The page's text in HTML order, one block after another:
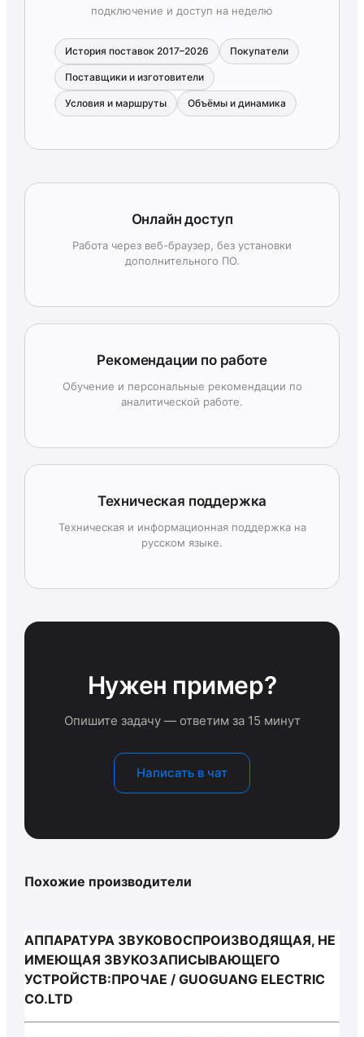
подключение и доступ на неделю
История поставок 2017–2026 Покупатели
Поставщики и изготовители
Условия и маршруты Объёмы и динамика
Онлайн доступ
Работа через веб-браузер, без установки
дополнительного ПО.
Рекомендации по работе
Обучение и персональные рекомендации по
аналитической работе.
Техническая поддержка
Техническая и информационная поддержка на
русском языке.
Нужен пример?
Опишите задачу — ответим за 15 минут
Написать в чат
Похожие производители
АППАРАТУРА ЗВУКОВОСПРОИЗВОДЯЩАЯ, НЕ
ИМЕЮЩАЯ ЗВУКОЗАПИСЫВАЮЩЕГО
УСТРОЙСТВ:ПРОЧАЕ / GUOGUANG ELECTRIC
CO.LTD